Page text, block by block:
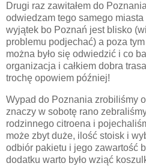
Drugi raz zawitałem do
odwiedzam tego samego
wyjątek bo Poznań jest blisko
problemu podjechać) a poza
można było się odwiedzić i co
organizacja i całkiem dobra
trochę opowiem później!
Wypad do Poznania zrobiliśmy
znaczy w sobotę rano
rodzinnego citroena i
może zbyt duże, ilość stoisk i
odbiór pakietu i jego zawartość
dodatku warto było wziąć